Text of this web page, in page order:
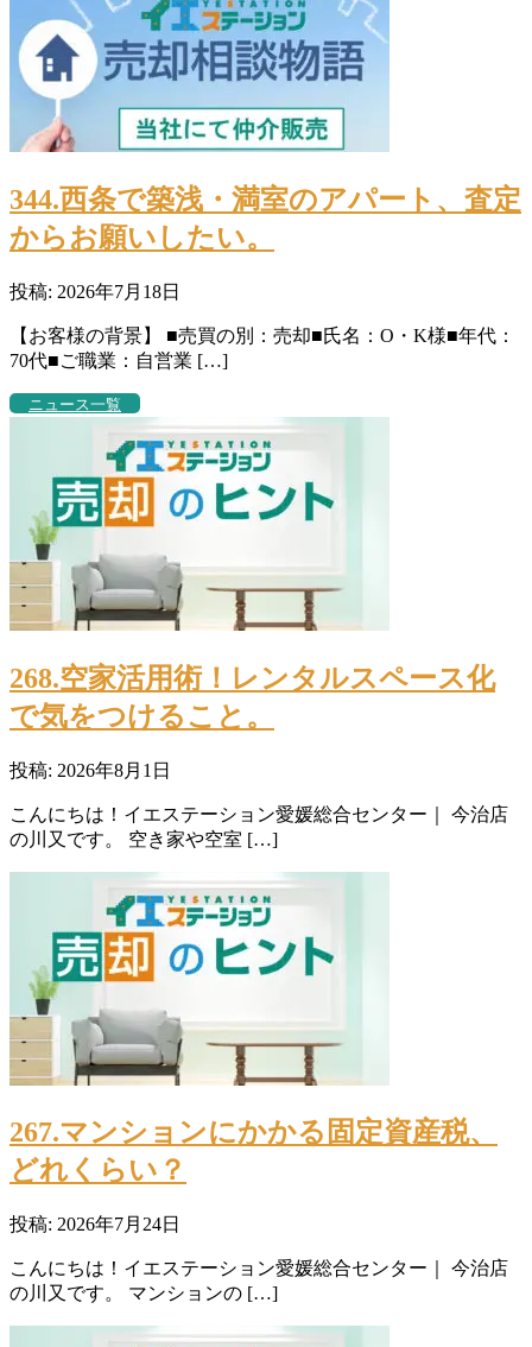
344.西条で築浅・満室のアパート、査定
からお願いしたい。
投稿: 2026年7月18日
【お客様の背景】 ■売買の別：売却■氏名：O・K様■年代：
70代■ご職業：自営業 […]
ニュース一覧
268.空家活用術！レンタルスペース化
で気をつけること。
投稿: 2026年8月1日
こんにちは！イエステーション愛媛総合センター｜ 今治店
の川又です。 空き家や空室 […]
267.マンションにかかる固定資産税、
どれくらい？
投稿: 2026年7月24日
こんにちは！イエステーション愛媛総合センター｜ 今治店
の川又です。 マンションの […]